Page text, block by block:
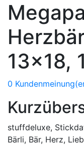
13x18,
0
stuffdeluxe,
Bärli, Bär, Herz,